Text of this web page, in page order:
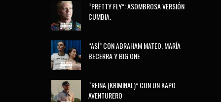
“PRETTY FLY”: ASOMBROSA VERSIÓN
CUMBIA.
“ASÍ” CON ABRAHAM MATEO, MARÍA
BECERRA Y BIG ONE
“REINA (KRIMINAL)” CON UN KAPO
AVENTURERO